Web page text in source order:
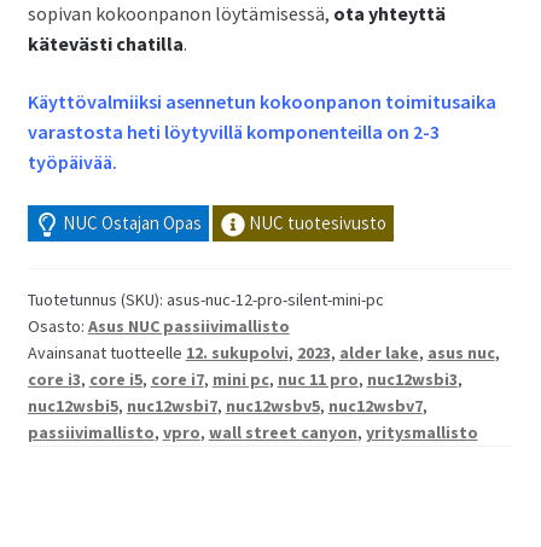
sopivan kokoonpanon löytämisessä, ota yhteyttä
kätevästi chatilla.
Käyttövalmiiksi asennetun kokoonpanon toimitusaika
varastosta heti löytyvillä komponenteilla on 2-3
työpäivää.
NUC Ostajan Opas NUC tuotesivusto
Tuotetunnus (SKU): asus-nuc-12-pro-silent-mini-pc
Osasto: Asus NUC passiivimallisto
Avainsanat tuotteelle 12. sukupolvi, 2023, alder lake, asus nuc,
core i3, core i5, core i7, mini pc, nuc 11 pro, nuc12wsbi3,
nuc12wsbi5, nuc12wsbi7, nuc12wsbv5, nuc12wsbv7,
passiivimallisto, vpro, wall street canyon, yritysmallisto